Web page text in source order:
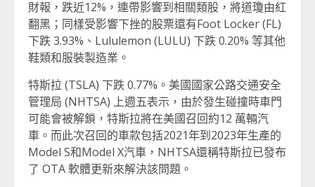
財報，跌近12%，連帶影響到相關類股，將道瓊由紅
翻黑；同樣受影響下挫的股票還有Foot Locker (FL)
下跌 3.93%、Lululemon (LULU) 下跌 0.20% 等其他
鞋類和服裝製造業。
特斯拉 (TSLA) 下跌 0.77%。美國國家公路交通安全
管理局 (NHTSA) 上週五表示，由於發生碰撞時車門
可能會被解鎖，特斯拉將在美國召回約12 萬輛汽
車。而此次召回的車款包括2021年到2023年生產的
Model S和Model X汽車，NHTSA還稱特斯拉已發布
了 OTA 軟體更新來解決該問題。